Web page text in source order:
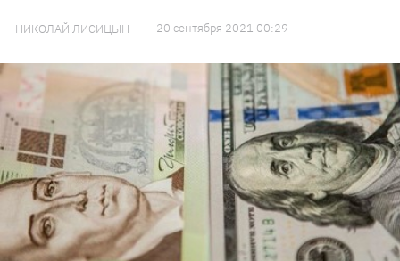
НИКОЛАЙ ЛИСИЦЫН 20 сентября 2021 00:29